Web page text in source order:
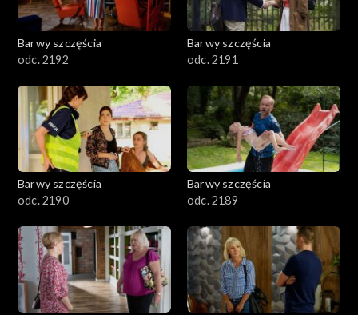
1701–1800
1601–1700
1501–1600
1401–1500
1301–1400
1101–1200
1001–1100
Barwy szczęścia
odc. 2192
Barwy szczęścia
odc. 2191
Barwy szczęścia
odc. 2190
Barwy szczęścia
odc. 2189